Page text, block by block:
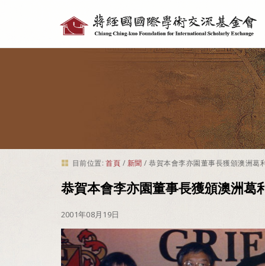
具
目前位置: 首頁 / 新聞 /恭賀本會李亦園董事長獲頒澳洲葛
恭賀本會李亦園董事長獲頒澳洲葛
2001年08月19日